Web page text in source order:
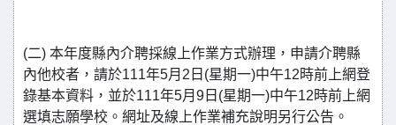
(二) 本年度縣內介聘採線上作業方式辦理，申請介聘縣
內他校者，請於111年5月2日(星期一)中午12時前上網登
錄基本資料，並於111年5月9日(星期一)中午12時前上網
選填志願學校。網址及線上作業補充說明另行公告。